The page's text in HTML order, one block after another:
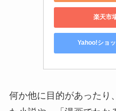
楽天市
Yahoo!ショ
何か他に目的があったり